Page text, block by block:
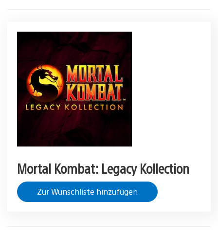
Mortal Kombat: Legacy Kollection
Zur Wunschliste hinzufügen